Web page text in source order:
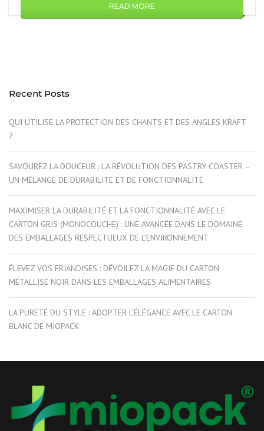
READ MORE
Recent Posts
QUI UTILISE LA PROTECTION DES CHANTS ET DES ANGLES KRAFT
?
SAVOUREZ LA DOUCEUR : LA RÉVOLUTION DES PASTRY COASTER –
UN MÉLANGE DE DURABILITÉ ET DE FONCTIONNALITÉ
MAXIMISER LA DURABILITÉ ET LA FONCTIONNALITÉ AVEC LE
CARTON GRIS (MONOCOUCHE) : UNE AVANCÉE DANS LE DOMAINE
DES EMBALLAGES RESPECTUEUX DE L’ENVIRONNEMENT
ÉLEVEZ VOS FRIANDISES : DÉVOILEZ LA MAGIE DU CARTON
MÉTALLISÉ NOIR DANS LES EMBALLAGES ALIMENTAIRES
LA PURETÉ DU STYLE : ADOPTER L’ÉLÉGANCE AVEC LE CARTON
BLANC DE MIOPACK